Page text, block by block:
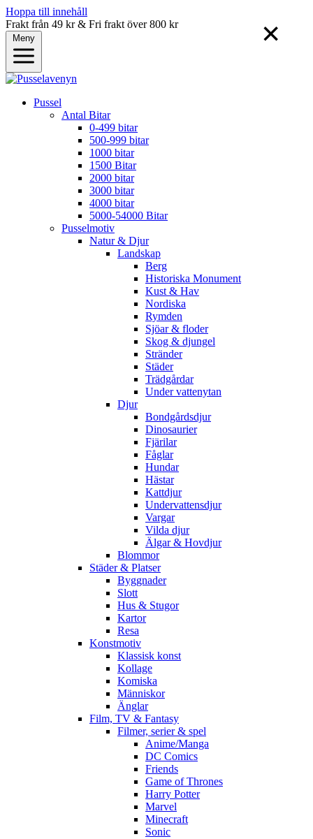
Hoppa till innehåll
Frakt från 49 kr & Fri frakt över 800 kr
Meny
Pussel
Antal Bitar
0-499 bitar
500-999 bitar
1000 bitar
1500 Bitar
2000 bitar
3000 bitar
4000 bitar
5000-54000 Bitar
Pusselmotiv
Natur & Djur
Landskap
Berg
Historiska Monument
Kust & Hav
Nordiska
Rymden
Sjöar & floder
Skog & djungel
Stränder
Städer
Trädgårdar
Under vattenytan
Djur
Bondgårdsdjur
Dinosaurier
Fjärilar
Fåglar
Hundar
Hästar
Kattdjur
Undervattensdjur
Vargar
Vilda djur
Älgar & Hovdjur
Blommor
Städer & Platser
Byggnader
Slott
Hus & Stugor
Kartor
Resa
Konstmotiv
Klassisk konst
Kollage
Komiska
Människor
Änglar
Film, TV & Fantasy
Filmer, serier & spel
Anime/Manga
DC Comics
Friends
Game of Thrones
Harry Potter
Marvel
Minecraft
Sonic
✕